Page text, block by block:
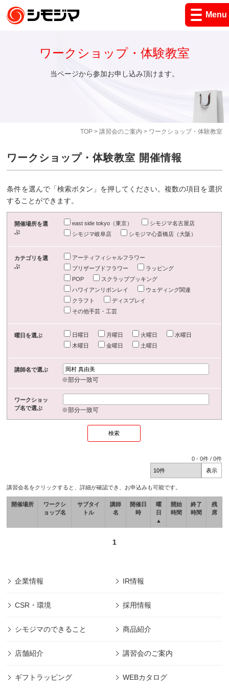
Menu
TOP> 講習会のご案内 > ワークショップ・体験教室
ワークショップ・体験教室
当ページから参加お申し込み頂けます。
ワークショップ・体験教室 開催情報
条件を選んで「検索ボタン」を押してください。複数の項目を選択
することができます。
開催場所を選
ぶ
east side tokyo（東京）
シモジマ名古屋店
シモジマ岐阜店
シモジマ心斎橋店（大阪）
カテゴリを選
ぶ
アーティフィシャルフラワー
プリザーブドフラワー
ラッピング
POP
スクラップブッキング
ハワイアンリボンレイ
ウェディング関連
クラフト
ディスプレイ
その他手芸・工芸
曜日を選ぶ 日曜日 月曜日 火曜日
水曜日
木曜日
金曜日 土曜日
講師名で選ぶ
※部分一致可
ワークショッ
プ名で選ぶ
※部分一致可
0 -0件 /0件
講習会名をクリックすると、詳細が確認でき、お申込みも可能です。
開催場所
ワークシ
ョップ名
サブタイ
トル
講師
名
開催日
時
曜
日
▲
開始
時間
終了
時間
残
席
1
企業情報 IR情報
CSR・環境 採用情報
シモジマのできること 商品紹介
店舗紹介 講習会のご案内
ギフトラッピング WEBカタログ